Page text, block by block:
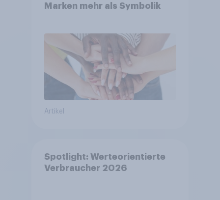
Marken mehr als Symbolik
Artikel
Spotlight: Werteorientierte
Verbraucher 2026